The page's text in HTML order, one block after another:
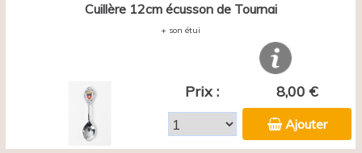
Cuillère 12cm écusson de Tournai
+ son étui
Prix : 8,00 €
Ajouter